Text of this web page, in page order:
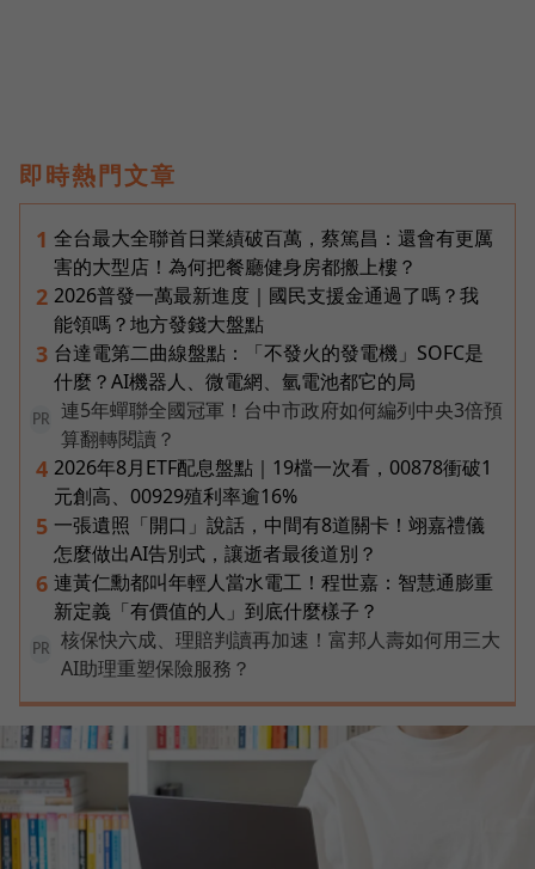
即時熱門文章
1 全台最大全聯首日業績破百萬，蔡篤昌：還會有更厲
害的大型店！為何把餐廳健身房都搬上樓？
2 2026普發一萬最新進度｜國民支援金通過了嗎？我
能領嗎？地方發錢大盤點
3 台達電第二曲線盤點：「不發火的發電機」SOFC是
什麼？AI機器人、微電網、氫電池都它的局
PR
連5年蟬聯全國冠軍！台中市政府如何編列中央3倍預
算翻轉閱讀？
4 2026年8月ETF配息盤點｜19檔一次看，00878衝破1
元創高、00929殖利率逾16%
5 一張遺照「開口」說話，中間有8道關卡！翊嘉禮儀
怎麼做出AI告別式，讓逝者最後道別？
6 連黃仁勳都叫年輕人當水電工！程世嘉：智慧通膨重
新定義「有價值的人」到底什麼樣子？
PR
核保快六成、理賠判讀再加速！富邦人壽如何用三大
AI助理重塑保險服務？